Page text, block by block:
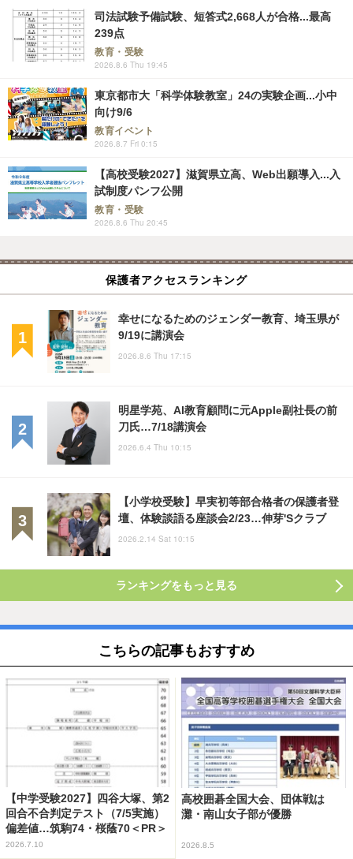
司法試験予備試験、短答式2,668人が合格...最高
239点
教育・受験
2026.8.6 Thu 19:45
東京都市大「科学体験教室」24の実験企画...小中
向け9/6
教育イベント
2026.8.7 Fri 0:15
【高校受験2027】滋賀県立高、Web出願導入...入
試制度パンフ公開
教育・受験
2026.8.6 Thu 20:45
保護者アクセスランキング
幸せになるためのジェンダー教育、埼玉県が
9/19に講演会
2026.8.6 Thu 17:15
明星学苑、AI教育顧問に元Apple副社長の前
刀氏…7/18講演会
2026.6.4 Thu 10:15
【小学校受験】早実初等部合格者の保護者登
壇、体験談語る座談会2/23…伸芽'Sクラブ
2026.2.14 Sat 10:15
ランキングをもっと見る
こちらの記事もおすすめ
【中学受験2027】四谷大塚、第2
回合不合判定テスト（7/5実施）
偏差値…筑駒74・桜蔭70＜PR＞
2026.7.10
高校囲碁全国大会、団体戦は
灘・南山女子部が優勝
2026.8.5